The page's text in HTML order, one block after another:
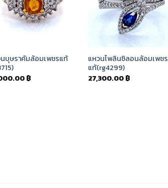
บุษราคัมล้อมเพชรแท้
฿
แหวนไพลินซิลอนล้อมเพชร
แท้(rg4299)
27,300.00฿